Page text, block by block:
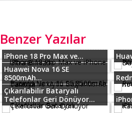
Benzer Yazılar
iPhone 18 Pro Max ve...
Huawei Nova 16 SE
8500mAh...
Çıkarılabilir Bataryalı
Telefonlar Geri Dönüyor...